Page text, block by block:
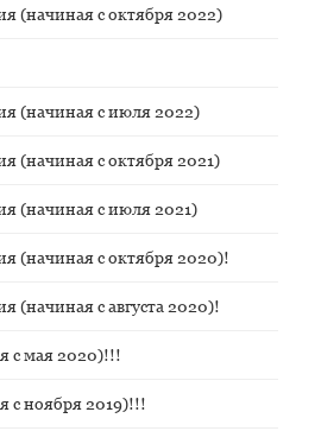
(начиная с октября 2022)
(начиная с июля 2022)
(начиная с октября 2021)
(начиная с июля 2021)
(начиная с октября 2020)!
(начиная с августа 2020)!
с мая 2020)!!!
с ноября 2019)!!!